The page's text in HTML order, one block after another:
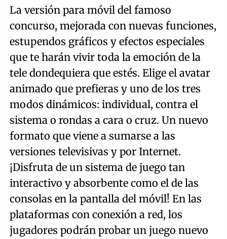
La versión para móvil del famoso
concurso, mejorada con nuevas funciones,
estupendos gráficos y efectos especiales
que te harán vivir toda la emoción de la
tele dondequiera que estés. Elige el avatar
animado que prefieras y uno de los tres
modos dinámicos: individual, contra el
sistema o rondas a cara o cruz. Un nuevo
formato que viene a sumarse a las
versiones televisivas y por Internet.
¡Disfruta de un sistema de juego tan
interactivo y absorbente como el de las
consolas en la pantalla del móvil! En las
plataformas con conexión a red, los
jugadores podrán probar un juego nuevo